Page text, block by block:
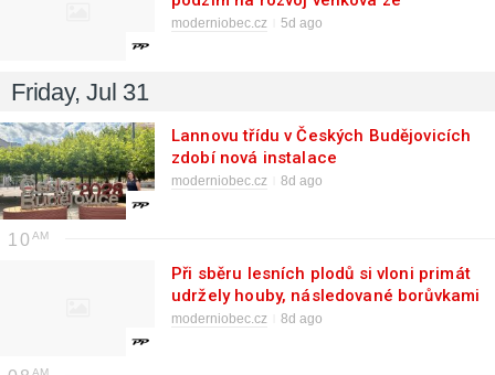
Strategického plánu Společné
moderniobec.cz 5d ago
Friday, Jul 31
Lannovu třídu v Českých Budějovicích
zdobí nová instalace
moderniobec.cz 8d ago
10
Při sběru lesních plodů si vloni primát
udržely houby, následované borůvkami
a malinami
moderniobec.cz 8d ago